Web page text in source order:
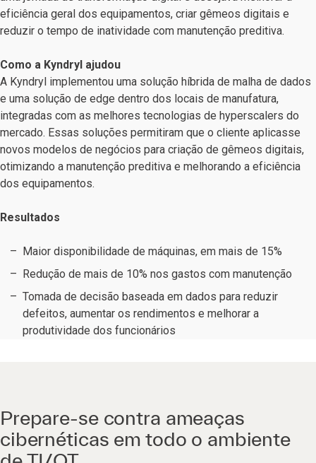
eficiência geral dos equipamentos, criar gêmeos digitais e
reduzir o tempo de inatividade com manutenção preditiva.
Como a Kyndryl ajudou
A Kyndryl implementou uma solução híbrida de malha de dados
e uma solução de edge dentro dos locais de manufatura,
integradas com as melhores tecnologias de hyperscalers do
mercado. Essas soluções permitiram que o cliente aplicasse
novos modelos de negócios para criação de gêmeos digitais,
otimizando a manutenção preditiva e melhorando a eficiência
dos equipamentos.
Resultados
Maior disponibilidade de máquinas, em mais de 15%
Redução de mais de 10% nos gastos com manutenção
Tomada de decisão baseada em dados para reduzir
defeitos, aumentar os rendimentos e melhorar a
produtividade dos funcionários
Prepare-se contra ameaças
cibernéticas em todo o ambiente